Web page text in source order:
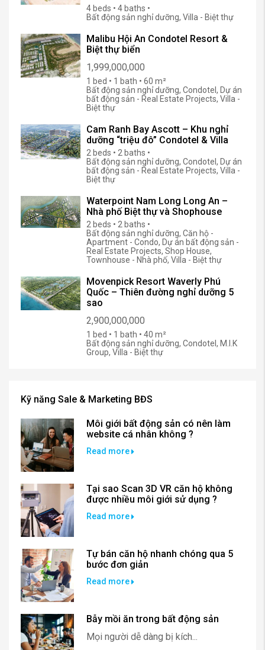
4 beds • 4 baths •
Bất động sản nghỉ dưỡng, Villa - Biệt thự
Malibu Hội An Condotel Resort &
Biệt thự biển
1,999,000,000
1 bed • 1 bath • 60 m²
Bất động sản nghỉ dưỡng, Condotel, Dự án
bất động sản - Real Estate Projects, Villa -
Biệt thự
Cam Ranh Bay Ascott – Khu nghỉ
dưỡng “triệu đô” Condotel & Villa
2 beds • 2 baths •
Bất động sản nghỉ dưỡng, Condotel, Dự án
bất động sản - Real Estate Projects, Villa -
Biệt thự
Waterpoint Nam Long Long An –
Nhà phố Biệt thự và Shophouse
2 beds • 2 baths •
Bất động sản nghỉ dưỡng, Căn hộ -
Apartment - Condo, Dự án bất động sản -
Real Estate Projects, Shop House,
Townhouse - Nhà phố, Villa - Biệt thự
Movenpick Resort Waverly Phú
Quốc – Thiên đường nghỉ dưỡng 5
sao
2,900,000,000
1 bed • 1 bath • 40 m²
Bất động sản nghỉ dưỡng, Condotel, M.I.K
Group, Villa - Biệt thự
Kỹ năng Sale & Marketing BĐS
Môi giới bất động sản có nên làm
website cá nhân không ?
Read more
Tại sao Scan 3D VR căn hộ không
được nhiều môi giới sử dụng ?
Read more
Tự bán căn hộ nhanh chóng qua 5
bước đơn giản
Read more
Bẫy mồi ăn trong bất động sản
Mọi người dễ dàng bị kích...